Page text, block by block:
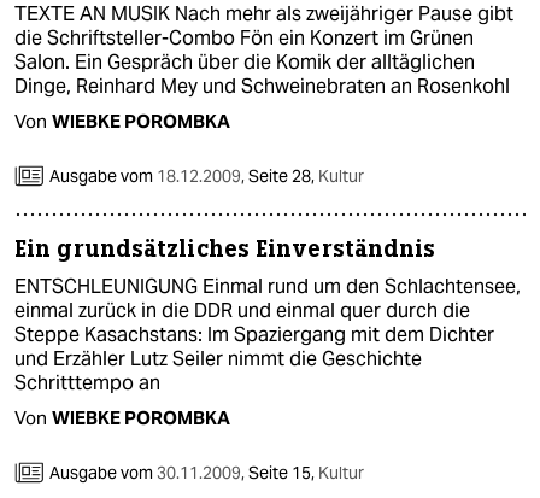
TEXTE AN MUSIK Nach mehr als zweijähriger Pause gibt
die Schriftsteller-Combo Fön ein Konzert im Grünen
Salon. Ein Gespräch über die Komik der alltäglichen
Dinge, Reinhard Mey und Schweinebraten an Rosenkohl
Von WIEBKE POROMBKA
Ausgabe vom 18.12.2009,Seite 28, Kultur
Ein grundsätzliches Einverständnis
ENTSCHLEUNIGUNG Einmal rund um den Schlachtensee,
einmal zurück in die DDR und einmal quer durch die
Steppe Kasachstans: Im Spaziergang mit dem Dichter
und Erzähler Lutz Seiler nimmt die Geschichte
Schritttempo an
Von WIEBKE POROMBKA
Ausgabe vom30.11.2009,Seite 15, Kultur